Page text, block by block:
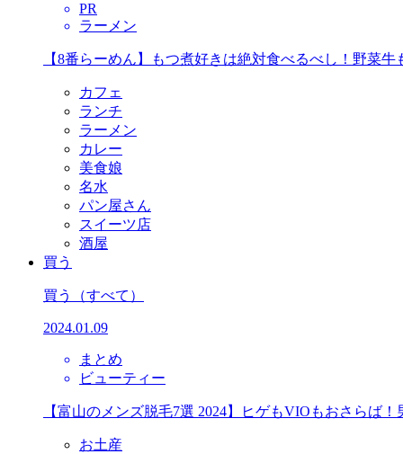
PR
ラーメン
【8番らーめん】もつ煮好きは絶対食べるべし！野菜
カフェ
ランチ
ラーメン
カレー
美食娘
名水
パン屋さん
スイーツ店
酒屋
買う
買う （すべて）
2024.01.09
まとめ
ビューティー
【富山のメンズ脱毛7選 2024】ヒゲもVIOもおさらば
お土産